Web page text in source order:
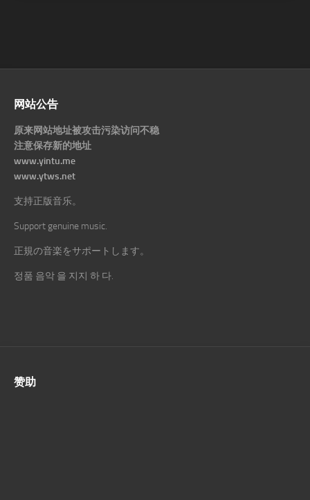
网站公告
原来网站地址被攻击污染访问不稳
注意保存新的地址
www.yintu.me
www.ytws.net
支持正版音乐。
Support genuine music.
正規の音楽をサポートします。
정품 음악 을 지지 하 다.
赞助